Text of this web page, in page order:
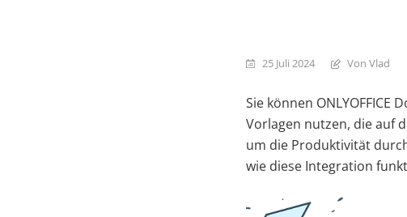
25 Juli 2024 Von Vlad
Sie können
Vorlagen nutzen, die auf
um die Produktivität
wie diese Integration